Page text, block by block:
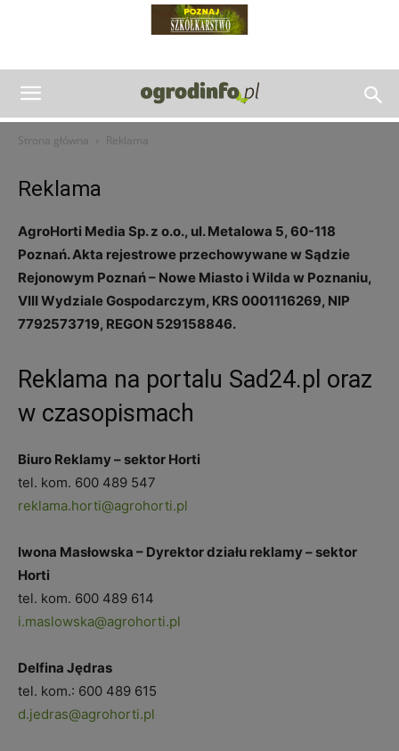
Strona główna Reklama
Reklama
AgroHorti Media Sp. z o.o., ul. Metalowa 5, 60-118
Poznań. Akta rejestrowe przechowywane w Sądzie
Rejonowym Poznań – Nowe Miasto i Wilda w Poznaniu,
VIII Wydziale Gospodarczym, KRS 0001116269, NIP
7792573719, REGON 529158846.
Reklama na portalu Sad24.pl oraz
w czasopismach
Biuro Reklamy – sektor Horti
tel. kom. 600 489 547
reklama.horti@agrohorti.pl
Iwona Masłowska – Dyrektor działu reklamy – sektor
Horti
tel. kom. 600 489 614
i.maslowska@agrohorti.pl
Delfina Jędras
tel. kom.: 600 489 615
d.jedras@agrohorti.pl